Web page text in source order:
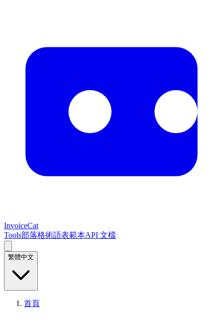
InvoiceCat
Tools部落格術語表範本API 文檔
繁體中文
首頁